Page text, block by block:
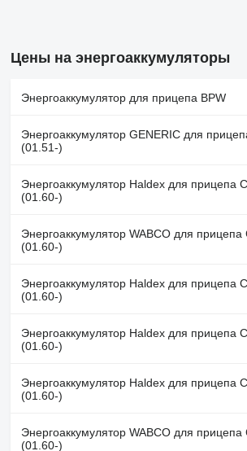
Цены на энергоаккумуляторы
Энергоаккумулятор для прицепа BPW
Энергоаккумулятор GENERIC для
(01.51-)
Энергоаккумулятор Haldex для прицепа
(01.60-)
Энергоаккумулятор WABCO для прицепа
(01.60-)
Энергоаккумулятор Haldex для прицепа
(01.60-)
Энергоаккумулятор Haldex для прицепа
(01.60-)
Энергоаккумулятор Haldex для прицепа
(01.60-)
Энергоаккумулятор WABCO для прицепа
(01.60-)